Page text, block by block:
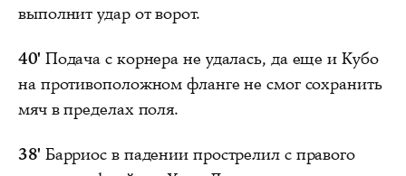
выполнит удар от ворот.
40' Подача с корнера не удалась, да еще и Кубо
на противоположном фланге не смог сохранить
мяч в пределах поля.
38' Барриос в падении прострелил с правого